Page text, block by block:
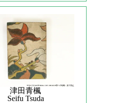
津田青楓
Seifu Tsuda